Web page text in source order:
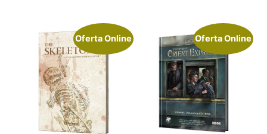
Oferta Online Oferta Online